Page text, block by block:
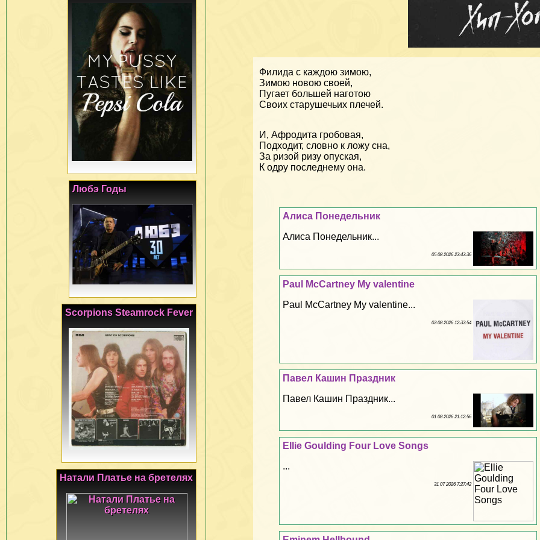
Филида с каждою зимою,
Зимою новою своей,
Пугает большей наготою
Своих старушечьих плечей.
И, Афродита гробовая,
Подходит, словно к ложу сна,
За ризой ризу опуская,
К одру последнему она.
Алиса Понедельник
Алиса Понедельник...
05 08 2026 23:43:36
Paul McCartney My valentine
Paul McCartney My valentine...
03 08 2026 12:33:54
Павел Кашин Праздник
Павел Кашин Праздник...
01 08 2026 21:12:56
Ellie Goulding Four Love Songs
...
31 07 2026 7:27:42
Любэ Годы
Scorpions Steamrock Fever
Натали Платье на бретелях